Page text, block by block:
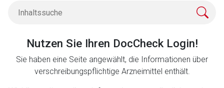
Nutzen Sie Ihren DocCheck Login!
Sie haben eine Seite angewählt, die Informationen über
verschreibungspflichtige Arzneimittel enthält.